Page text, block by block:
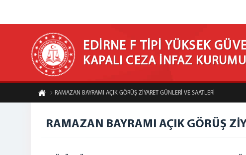
EDİRNE F TİPİ YÜKSEK
KAPALI CEZA İNFAZ KURUMU
RAMAZAN BAYRAMI AÇIK GÖRÜŞ ZİYARET GÜNLERİ VE SAATLERİ
RAMAZAN BAYRAMI AÇIK GÖRÜŞ